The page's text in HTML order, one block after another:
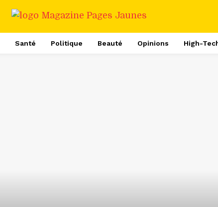
Santé Politique Beauté Opinions High-